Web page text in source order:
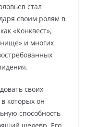
стал
своим ролям в
«Конквест»,
и многих
своих
которых он
способность